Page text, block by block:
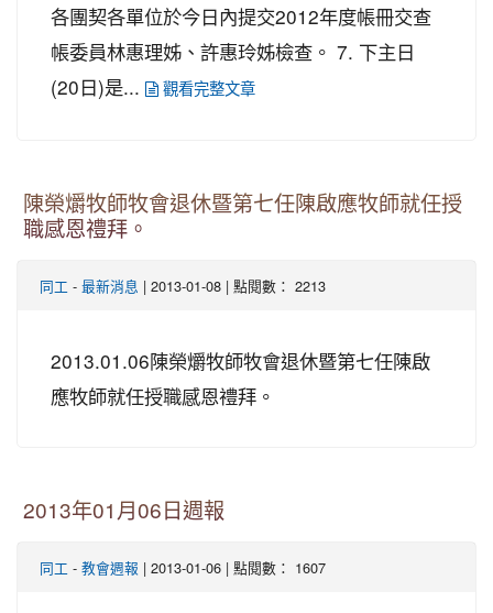
各團契各單位於今日內提交2012年度帳冊交查
帳委員林惠理姊、許惠玲姊檢查。 7. 下主日
(20日)是...
觀看完整文章
陳榮爝牧師牧會退休暨第七任陳啟應牧師就任授
職感恩禮拜。
同工 - 最新消息 | 2013-01-08 | 點閱數： 2213
2013.01.06陳榮爝牧師牧會退休暨第七任陳啟
應牧師就任授職感恩禮拜。
2013年01月06日週報
同工 - 教會週報 | 2013-01-06 | 點閱數： 1607